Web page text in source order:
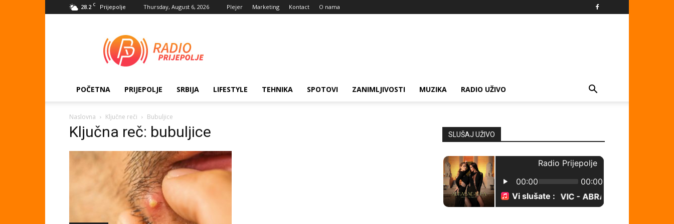
28.2 C Prijepolje Thursday, August 6, 2026 Plejer Marketing Kontact O nama
Prijepolje
POČETNA PRIJEPOLJE SRBIJA LIFESTYLE TEHNIKA SPOTOVI ZANIMLJIVOSTI MUZIKA RADIO UŽIVO
Naslovna Ključne reči Bubuljice
Ključna reč: bubuljice SLUŠAJ UŽIVO